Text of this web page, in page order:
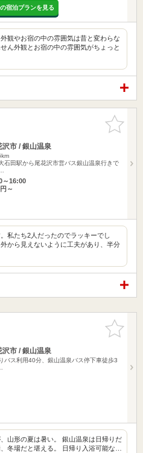
宿泊プランを見る
観やお宿の中の雰囲気は昔と変わらな
ん外観とお宿の中の雰囲気がちょっと
お気に入
りに追加
沢市 / 銀山温泉
石田駅から尾花沢市営バス銀山温泉行きで
～16:00
～
私たち2人だったのでラッキーでし
から見えないように工夫があり、半分
お気に入
りに追加
沢市 / 銀山温泉
バス利用40分、銀山温泉バス停下車徒歩3
山形の夏は暑い。 銀山温泉は日帰りだ
冬場だと堪える。 日帰り入浴可能な…